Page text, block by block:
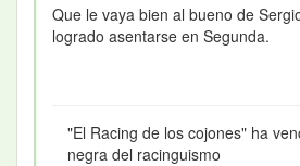
Que le vaya bien al bueno de
logrado asentarse en Segunda.
"El Racing de los cojones" ha
negra del racinguismo